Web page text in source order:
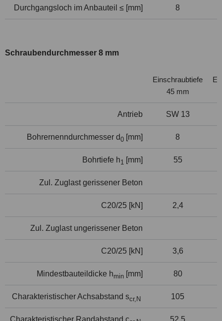
Durchgangsloch im Anbauteil ≤ [mm] 8
Schraubendurchmesser 8 mm
Einschraubtiefe
45 mm
Antrieb SW 13
Bohrernenndurchmesser d0 [mm] 8
Bohrtiefe h1 [mm] 55
Zul. Zuglast gerissener Beton
C20/25 [kN] 2,4
Zul. Zuglast ungerissener Beton
C20/25 [kN] 3,6
Mindestbauteildicke hmin [mm] 80
Charakteristischer Achsabstand scr,N 105
Charakteristischer Randabstand c 52,5